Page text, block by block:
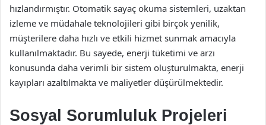
hızlandırmıştır. Otomatik sayaç okuma sistemleri, uzaktan
izleme ve müdahale teknolojileri gibi birçok yenilik,
müşterilere daha hızlı ve etkili hizmet sunmak amacıyla
kullanılmaktadır. Bu sayede, enerji tüketimi ve arzı
konusunda daha verimli bir sistem oluşturulmakta, enerji
kayıpları azaltılmakta ve maliyetler düşürülmektedir.
Sosyal Sorumluluk Projeleri